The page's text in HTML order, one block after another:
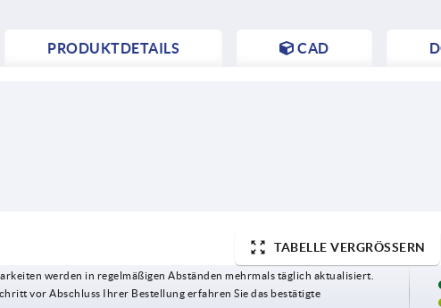
PRODUKTDETAILS CAD
TABELLE VERGRÖSSERN
werden in regelmäßigen Abständen mehrmals täglich aktualisiert.
vor Abschluss Ihrer Bestellung erfahren Sie das bestätigte